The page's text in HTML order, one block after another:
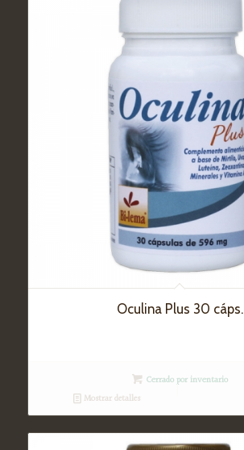
Oculina Plus 30 cáps.
Cerrado por inventario
Mostrar detalles